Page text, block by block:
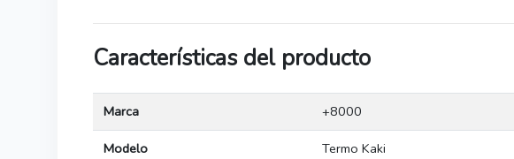
Características del producto
Marca +8000
Modelo Termo Kaki